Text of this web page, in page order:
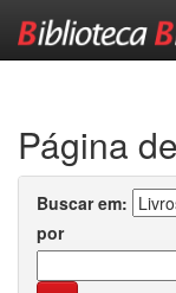
Página
Buscar em:
por